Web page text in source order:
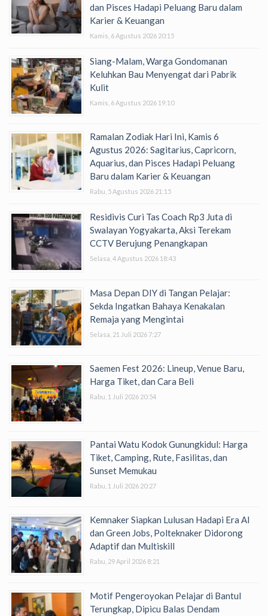
dan Pisces Hadapi Peluang Baru dalam
Karier & Keuangan
Kamis, 6 Agustus 2026 20:15
Siang-Malam, Warga Gondomanan
Keluhkan Bau Menyengat dari Pabrik
Kulit
Kamis, 6 Agustus 2026 19:10
Ramalan Zodiak Hari Ini, Kamis 6
Agustus 2026: Sagitarius, Capricorn,
Aquarius, dan Pisces Hadapi Peluang
Baru dalam Karier & Keuangan
Rabu, 5 Agustus 2026 21:15
Residivis Curi Tas Coach Rp3 Juta di
Swalayan Yogyakarta, Aksi Terekam
CCTV Berujung Penangkapan
Selasa, 4 Agustus 2026 18:43
Masa Depan DIY di Tangan Pelajar:
Sekda Ingatkan Bahaya Kenakalan
Remaja yang Mengintai
Selasa, 21 Juli 2026 7:27
Saemen Fest 2026: Lineup, Venue Baru,
Harga Tiket, dan Cara Beli
Rabu, 1 Juli 2026 20:54
Pantai Watu Kodok Gunungkidul: Harga
Tiket, Camping, Rute, Fasilitas, dan
Sunset Memukau
Rabu, 1 Juli 2026 20:27
Kemnaker Siapkan Lulusan Hadapi Era AI
dan Green Jobs, Polteknaker Didorong
Adaptif dan Multiskill
Rabu, 29 April 2026 8:21
Motif Pengeroyokan Pelajar di Bantul
Terungkap, Dipicu Balas Dendam